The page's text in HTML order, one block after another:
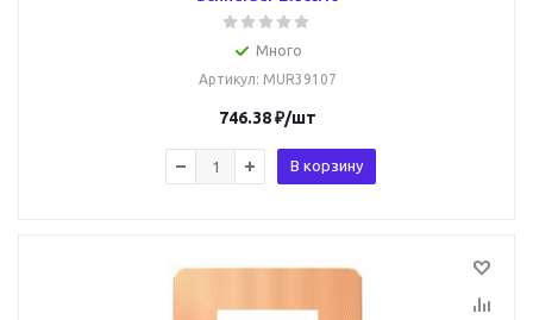
Много
Артикул: MUR39107
746.38₽/шт
В корзину